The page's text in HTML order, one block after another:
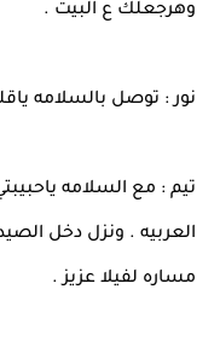
وهرجعلك ع البيت .
نور : توصل بالسلامه
تيم : مع السلامه
العربيه . ونزل دخل
مساره لفيلا عزيز .